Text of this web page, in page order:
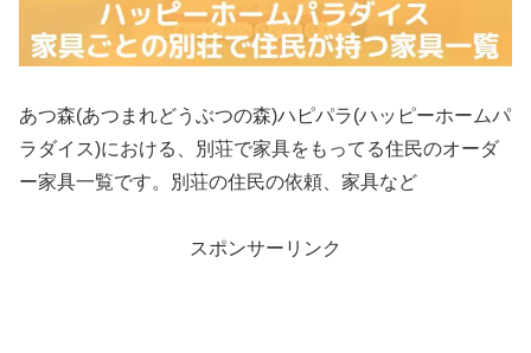
あつ森(あつまれどうぶつの森)ハピパラ(ハッピーホームパ
ラダイス)における、別荘で家具をもってる住民のオーダ
ー家具一覧です。別荘の住民の依頼、家具など
スポンサーリンク